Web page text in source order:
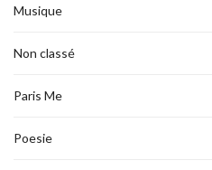
Musique
Non classé
Paris Me
Poesie